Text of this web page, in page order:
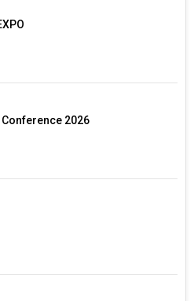
2026